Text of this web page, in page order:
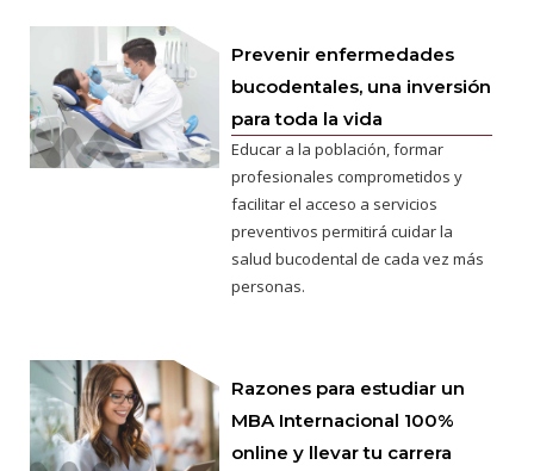
Prevenir enfermedades
bucodentales, una inversión
para toda la vida
Educar a la población, formar
profesionales comprometidos y
facilitar el acceso a servicios
preventivos permitirá cuidar la
salud bucodental de cada vez más
personas.
Razones para estudiar un
MBA Internacional 100%
online y llevar tu carrera